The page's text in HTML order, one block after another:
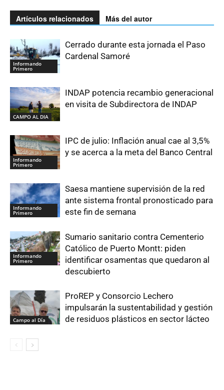
Artículos relacionados Más del autor
Informando
Primero
Cerrado durante esta jornada el Paso
Cardenal Samoré
CAMPO AL DIA
INDAP potencia recambio generacional
en visita de Subdirectora de INDAP
Informando
Primero
IPC de julio: Inflación anual cae al 3,5%
y se acerca a la meta del Banco Central
Informando
Primero
Saesa mantiene supervisión de la red
ante sistema frontal pronosticado para
este fin de semana
Informando
Primero
Sumario sanitario contra Cementerio
Católico de Puerto Montt: piden
identificar osamentas que quedaron al
descubierto
Campo al Día
ProREP y Consorcio Lechero
impulsarán la sustentabilidad y gestión
de residuos plásticos en sector lácteo